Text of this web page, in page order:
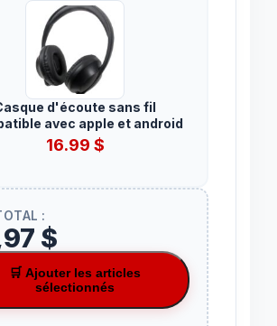
d'écoute sans fil
avec apple et android
16.99 $
:
$
🛒 Ajouter les articles
sélectionnés